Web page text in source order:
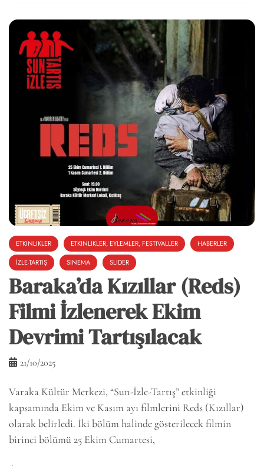
ETKINLIKLER ETKINLIKLER, EYLEMLER, FESTIVALLER
HABERLER
İZLE-TARTIŞ
SINEMA SLIDER
Baraka’da Kızıllar (Reds)
Filmi İzlenerek Ekim
Devrimi Tartışılacak
21/10/2025
Varaka Kültür Merkezi, “Sun-İzle-Tartış” etkinliği
kapsamında Ekim ve Kasım ayı filmlerini Reds (Kızıllar)
olarak belirledi. İki bölüm halinde gösterilecek filmin
birinci bölümü 25 Ekim Cumartesi,